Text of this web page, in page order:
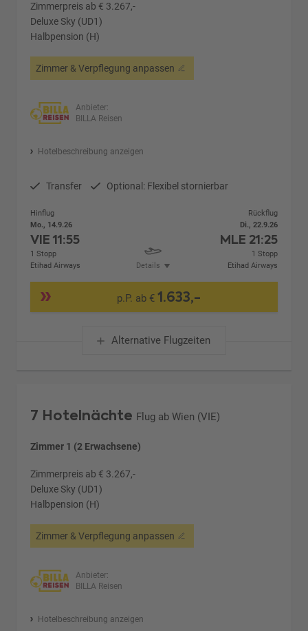
Zimmerpreis ab € 3.267,-
Deluxe Sky (UD1)
Halbpension (H)
Zimmer & Verpflegung anpassen
Anbieter:
BILLA Reisen
Hotelbeschreibung anzeigen
Transfer Optional: Flexibel stornierbar
Hinflug
Mo., 14.9.26
VIE11:55
1 Stopp
Etihad Airways
Details
Rückflug
Di., 22.9.26
MLE 21:25
1 Stopp
Etihad Airways
p.P. ab €1.633,-
Alternative Flugzeiten
7 Hotelnächte Flug ab Wien (VIE)
Zimmer 1 (2 Erwachsene)
Zimmerpreis ab € 3.267,-
Deluxe Sky (UD1)
Halbpension (H)
Zimmer & Verpflegung anpassen
Anbieter:
BILLA Reisen
Hotelbeschreibung anzeigen